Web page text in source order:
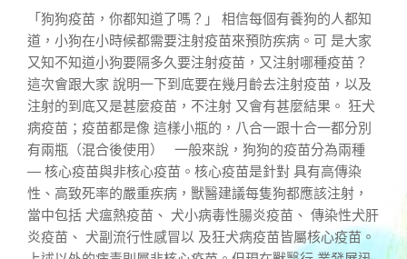
「狗狗疫苗，你都知道了嗎？」 相信每個有養狗的人都知
道，小狗在小時候都需要注射疫苗來預防疾病。可 是大家
又知不知道小狗要隔多久要注射疫苗，又注射哪種疫苗？
這次會跟大家 說明一下到底要在幾月齡去注射疫苗，以及
注射的到底又是甚麼疫苗，不注射 又會有甚麼結果。 狂犬
病疫苗；疫苗都是像 這樣小瓶的，八合一跟十合一都分別
有兩瓶（混合後使用） 一般來說，狗狗的疫苗分為兩種
— 核心疫苗與非核心疫苗。核心疫苗是針對 具有高傳染
性、高致死率的嚴重疾病，獸醫建議每隻狗都應該注射，
當中包括 犬瘟熱疫苗、 犬小病毒性腸炎疫苗、 傳染性犬肝
炎疫苗、 犬副流行性感冒以 及狂犬病疫苗皆屬核心疫苗。